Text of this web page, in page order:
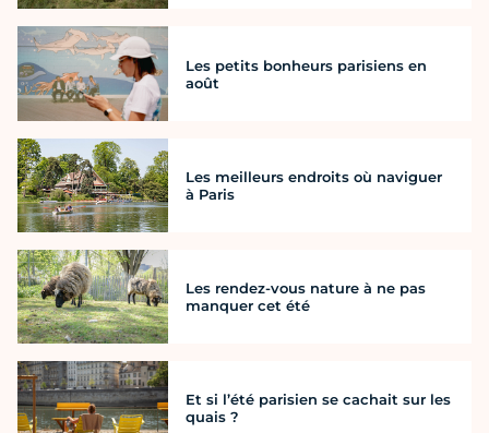
Les petits bonheurs parisiens en
août
Les meilleurs endroits où naviguer
à Paris
Les rendez-vous nature à ne pas
manquer cet été
Et si l’été parisien se cachait sur les
quais ?